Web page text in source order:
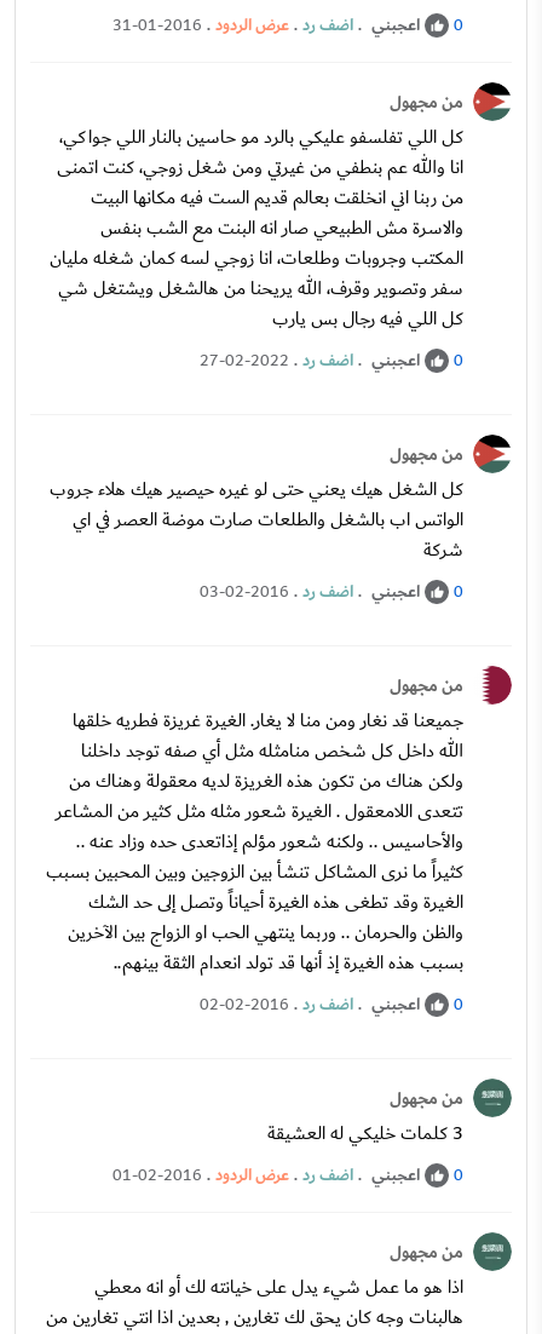
0 اعجبني .اضف رد.عرض الردود.
31-01-2016
من مجهول
كل اللي تفلسفو عليكي بالرد مو حاسين بالنار اللي جواكي،
انا والله عم بنطفي من غيرتي ومن شغل زوجي، كنت اتمنى
من ربنا اني انخلقت بعالم قديم الست فيه مكانها البيت
والاسرة مش الطبيعي صار انه البنت مع الشب بنفس
المكتب وجروبات وطلعات، انا زوجي لسه كمان شغله مليان
سفر وتصوير وقرف، الله يريحنا من هالشغل ويشتغل شي
كل اللي فيه رجال بس يارب
0 اعجبني .اضف رد.
27-02-2022
من مجهول
كل الشغل هيك يعني حتى لو غيره حيصير هيك هلاء جروب
الواتس اب بالشغل والطلعات صارت موضة العصر في اي
شركة
0 اعجبني .اضف رد.
03-02-2016
من مجهول
جميعنا قد نغار ومن منا لا يغار. الغيرة غريزة فطريه خلقها
الله داخل كل شخص منامثله مثل أي صفه توجد داخلنا
ولكن هناك من تكون هذه الغريزة لديه معقولة وهناك من
تتعدى اللامعقول . الغيرة شعور مثله مثل كثير من المشاعر
والأحاسيس .. ولكنه شعور مؤلم إذاتعدى حده وزاد عنه ..
كثيراً ما نرى المشاكل تنشأ بين الزوجين وبين المحبين بسبب
الغيرة وقد تطغى هذه الغيرة أحياناً وتصل إلى حد الشك
والظن والحرمان .. وربما ينتهي الحب او الزواج بين الآخرين
بسبب هذه الغيرة إذ أنها قد تولد انعدام الثقة بينهم..
0 اعجبني .اضف رد.
02-02-2016
من مجهول
3 كلمات خليكي له العشيقة
0 اعجبني .اضف رد.عرض الردود.
01-02-2016
من مجهول
اذا هو ما عمل شيء يدل على خيانته لك أو انه معطي
هالبنات وجه كان يحق لك تغارين , بعدين اذا انتي تغارين من